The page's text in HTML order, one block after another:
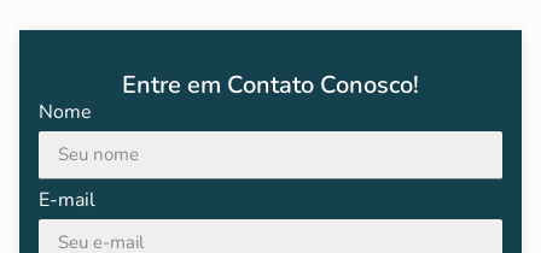
Entre em Contato Conosco!
Nome
E-mail